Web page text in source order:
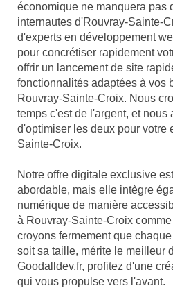
économique ne manquera pas
internautes d'Rouvray-Sainte-
d'experts en développement
pour concrétiser rapidement
offrir un lancement de site
fonctionnalités adaptées à vos
Rouvray-Sainte-Croix. Nous
temps c'est de l'argent, et
d'optimiser les deux pour votre
Sainte-Croix.
Notre offre digitale exclusive
abordable, mais elle intègre
numérique de manière
à Rouvray-Sainte-Croix
croyons fermement que
soit sa taille, mérite le meilleur
Goodalldev.fr, profitez d'une
qui vous propulse vers l'avant.